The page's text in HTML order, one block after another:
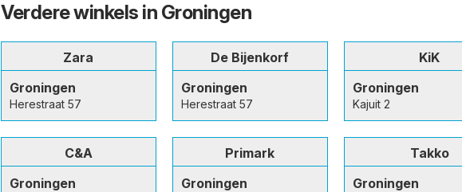
Verdere winkels in Groningen
Zara
Groningen
Herestraat 57
De Bijenkorf
Groningen
Herestraat 57
KiK
Groningen
Kajuit 2
C&A
Groningen
Primark
Groningen
Takko
Groningen